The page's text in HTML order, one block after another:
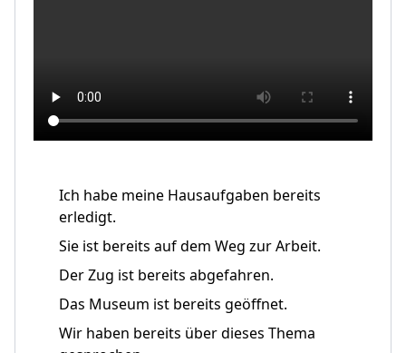
Ich habe meine Hausaufgaben bereits
erledigt.
Sie ist bereits auf dem Weg zur Arbeit.
Der Zug ist bereits abgefahren.
Das Museum ist bereits geöffnet.
Wir haben bereits über dieses Thema